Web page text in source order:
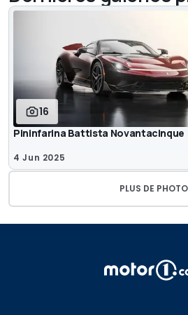
16
Pininfarina Battista Novantacinque
4 Jun 2025
PLUS DE